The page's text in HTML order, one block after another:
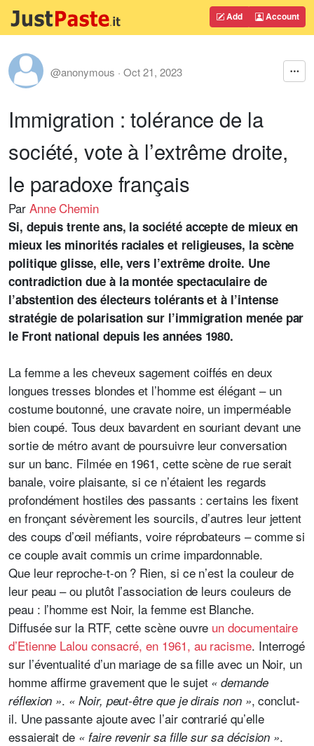
Add Account
@anonymous · Oct 21, 2023
Immigration : tolérance de la
société, vote à l’extrême droite,
le paradoxe français
Par Anne Chemin
Si, depuis trente ans, la société accepte de mieux en
mieux les minorités raciales et religieuses, la scène
politique glisse, elle, vers l’extrême droite. Une
contradiction due à la montée spectaculaire de
l’abstention des électeurs tolérants et à l’intense
stratégie de polarisation sur l’immigration menée par
le Front national depuis les années 1980.
La femme a les cheveux sagement coiffés en deux
longues tresses blondes et l’homme est élégant – un
costume boutonné, une cravate noire, un imperméable
bien coupé. Tous deux bavardent en souriant devant une
sortie de métro avant de poursuivre leur conversation
sur un banc. Filmée en 1961, cette scène de rue serait
banale, voire plaisante, si ce n’étaient les regards
profondément hostiles des passants : certains les fixent
en fronçant sévèrement les sourcils, d’autres leur jettent
des coups d’œil méfiants, voire réprobateurs – comme si
ce couple avait commis un crime impardonnable.
Que leur reproche-t-on ? Rien, si ce n’est la couleur de
leur peau – ou plutôt l’association de leurs couleurs de
peau : l’homme est Noir, la femme est Blanche.
Diffusée sur la RTF, cette scène ouvre un documentaire
d’Etienne Lalou consacré, en 1961, au racisme. Interrogé
sur l’éventualité d’un mariage de sa fille avec un Noir, un
homme affirme gravement que le sujet « demande
réflexion ». « Noir, peut-être que je dirais non », conclut-
il. Une passante ajoute avec l’air contrarié qu’elle
essaierait de « faire revenir sa fille sur sa décision ».